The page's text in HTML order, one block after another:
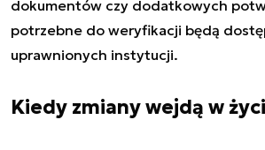
dokumentów czy dodatkowych
potrzebne do weryfikacji będą
uprawnionych instytucji.
Kiedy zmiany wejdą w